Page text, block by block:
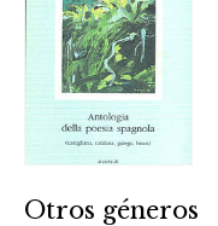
Otros géneros